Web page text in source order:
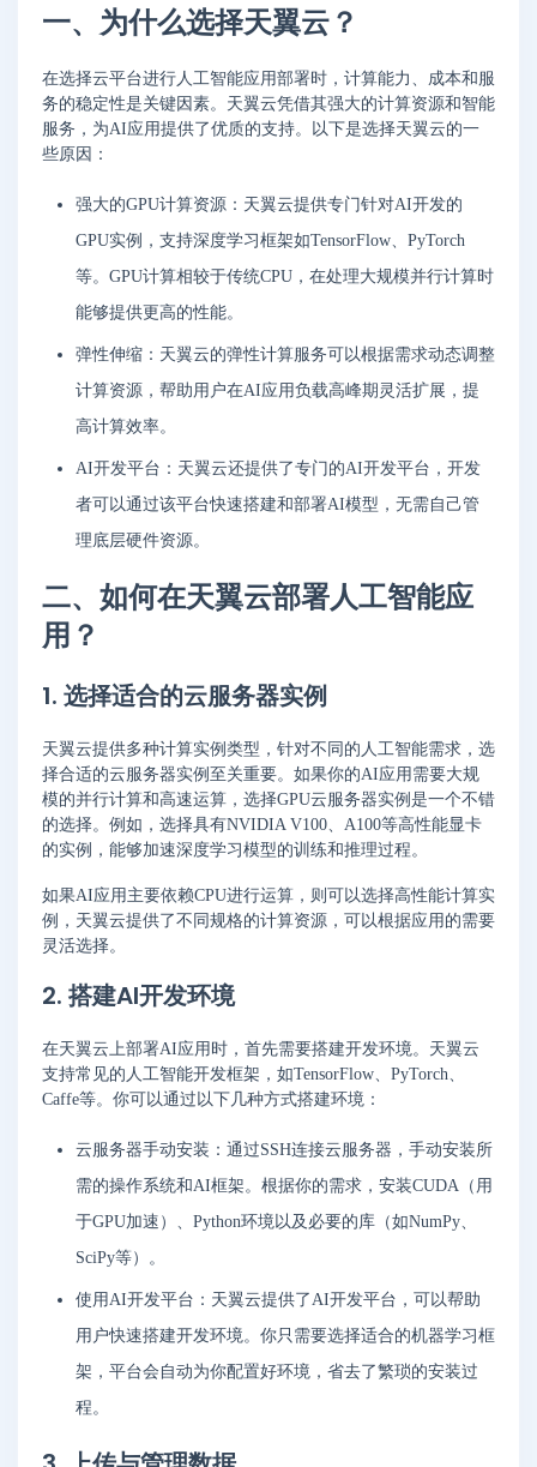
一、为什么选择天翼云？
在选择云平台进行人工智能应用部署时，计算能力、成本和服
务的稳定性是关键因素。天翼云凭借其强大的计算资源和智能
服务，为AI应用提供了优质的支持。以下是选择天翼云的一
些原因：
强大的GPU计算资源：天翼云提供专门针对AI开发的
GPU实例，支持深度学习框架如TensorFlow、PyTorch
等。GPU计算相较于传统CPU，在处理大规模并行计算时
能够提供更高的性能。
弹性伸缩：天翼云的弹性计算服务可以根据需求动态调整
计算资源，帮助用户在AI应用负载高峰期灵活扩展，提
高计算效率。
AI开发平台：天翼云还提供了专门的AI开发平台，开发
者可以通过该平台快速搭建和部署AI模型，无需自己管
理底层硬件资源。
二、如何在天翼云部署人工智能应
用？
1. 选择适合的云服务器实例
天翼云提供多种计算实例类型，针对不同的人工智能需求，选
择合适的云服务器实例至关重要。如果你的AI应用需要大规
模的并行计算和高速运算，选择GPU云服务器实例是一个不错
的选择。例如，选择具有NVIDIA V100、A100等高性能显卡
的实例，能够加速深度学习模型的训练和推理过程。
如果AI应用主要依赖CPU进行运算，则可以选择高性能计算实
例，天翼云提供了不同规格的计算资源，可以根据应用的需要
灵活选择。
2. 搭建AI开发环境
在天翼云上部署AI应用时，首先需要搭建开发环境。天翼云
支持常见的人工智能开发框架，如TensorFlow、PyTorch、
Caffe等。你可以通过以下几种方式搭建环境：
云服务器手动安装：通过SSH连接云服务器，手动安装所
需的操作系统和AI框架。根据你的需求，安装CUDA（用
于GPU加速）、Python环境以及必要的库（如NumPy、
SciPy等）。
使用AI开发平台：天翼云提供了AI开发平台，可以帮助
用户快速搭建开发环境。你只需要选择适合的机器学习框
架，平台会自动为你配置好环境，省去了繁琐的安装过
程。